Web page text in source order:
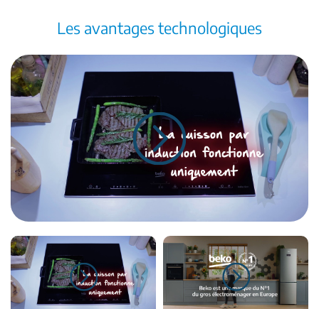
Les avantages technologiques